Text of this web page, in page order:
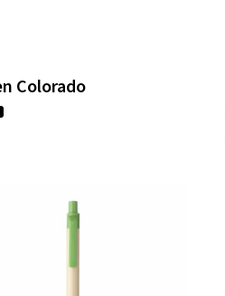
Colorado